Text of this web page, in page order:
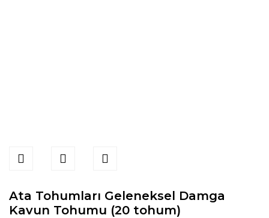
Ata Tohumları Geleneksel Damga
Kavun Tohumu (20 tohum)